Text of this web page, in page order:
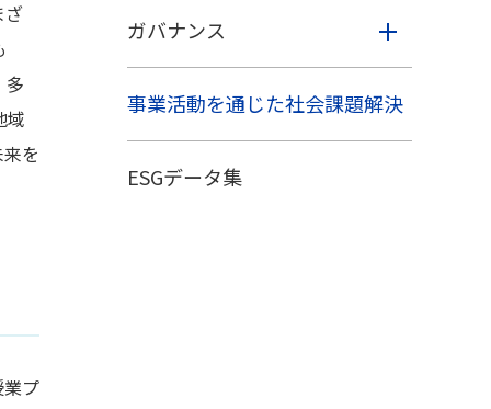
ざ
多
域
を
プ
ガバナンス
事業活動を通じた社会課題解決
ESGデータ集